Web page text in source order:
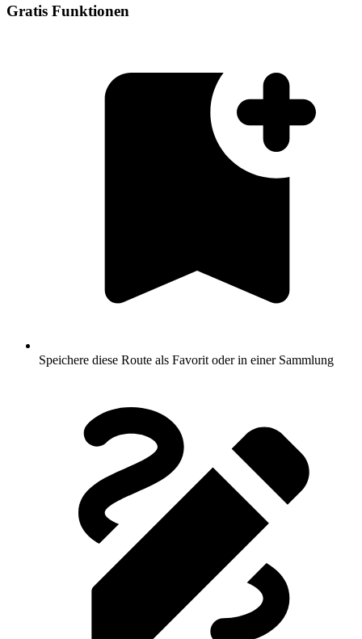
Gratis Funktionen
Speichere diese Route als Favorit oder in einer Sammlung